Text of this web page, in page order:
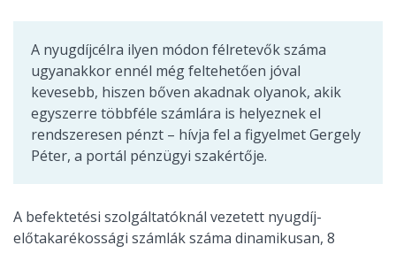
A nyugdíjcélra ilyen módon félretevők száma
ugyanakkor ennél még feltehetően jóval
kevesebb, hiszen bőven akadnak olyanok, akik
egyszerre többféle számlára is helyeznek el
rendszeresen pénzt – hívja fel a figyelmet Gergely
Péter, a portál pénzügyi szakértője.
A befektetési szolgáltatóknál vezetett nyugdíj-
előtakarékossági számlák száma dinamikusan, 8